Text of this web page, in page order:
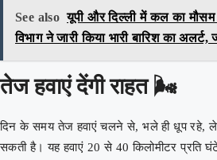
See also यूपी और दिल्ली में कल का
विभाग ने जारी किया भारी बारिश का
तेज हवाएं देंगी राहत 🌬️
दिन के समय तेज हवाएं चलने से, भले ही धूप रहे,
सकती है। यह हवाएं 20 से 40 किलोमीटर प्रति